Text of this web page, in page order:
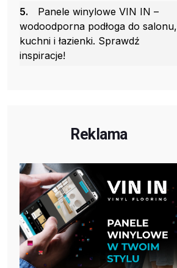
5.
Panele winylowe VIN IN –
wodoodporna podłoga do salonu,
kuchni i łazienki. Sprawdź
inspiracje!
Reklama